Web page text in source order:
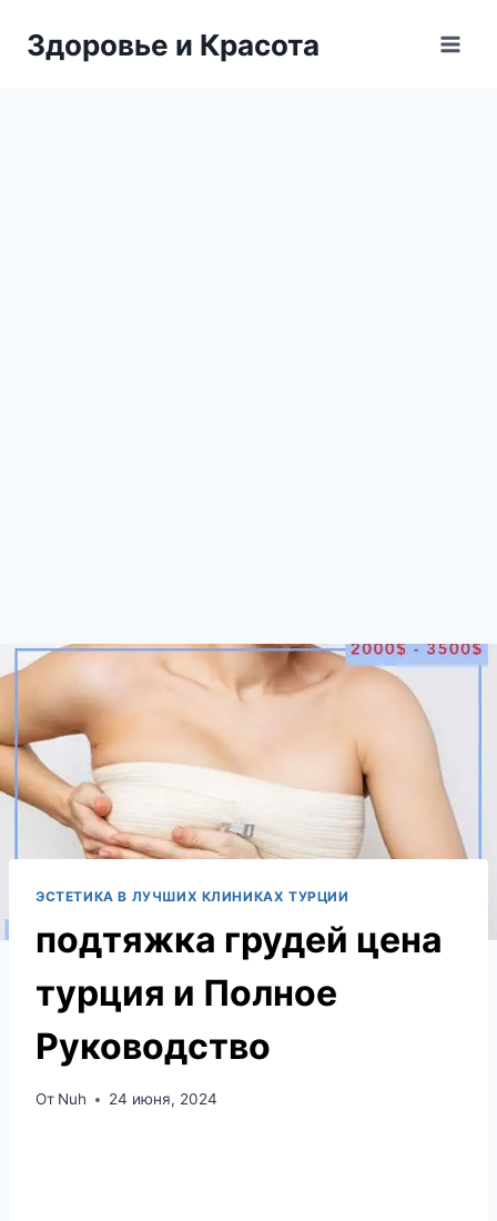
Здоровье и Красота
ЭСТЕТИКА В ЛУЧШИХ КЛИНИКАХ ТУРЦИИ
подтяжка грудей цена
турция и Полное
Руководство
От Nuh 24 июня, 2024